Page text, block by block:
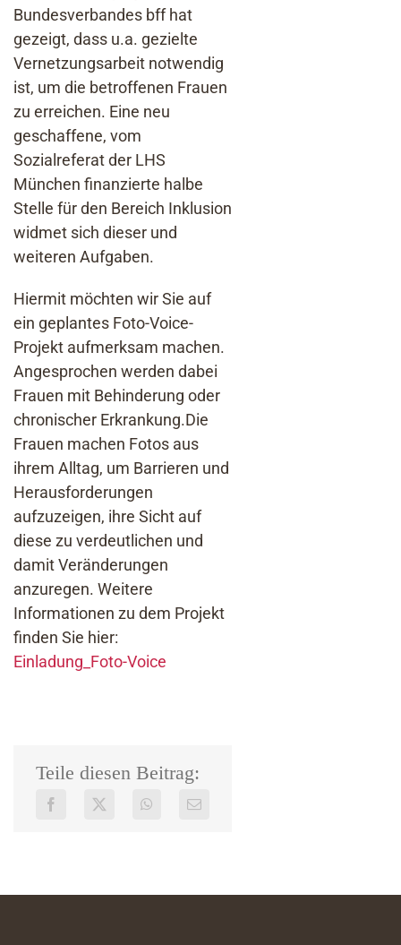
Bundesverbandes bff hat
gezeigt, dass u.a. gezielte
Vernetzungsarbeit notwendig
ist, um die betroffenen Frauen
zu erreichen. Eine neu
geschaffene, vom
Sozialreferat der LHS
München finanzierte halbe
Stelle für den Bereich Inklusion
widmet sich dieser und
weiteren Aufgaben.
Hiermit möchten wir Sie auf
ein geplantes Foto-Voice-
Projekt aufmerksam machen.
Angesprochen werden dabei
Frauen mit Behinderung oder
chronischer Erkrankung.Die
Frauen machen Fotos aus
ihrem Alltag, um Barrieren und
Herausforderungen
aufzuzeigen, ihre Sicht auf
diese zu verdeutlichen und
damit Veränderungen
anzuregen. Weitere
Informationen zu dem Projekt
finden Sie hier:
Einladung_Foto-Voice
Teile diesen Beitrag: